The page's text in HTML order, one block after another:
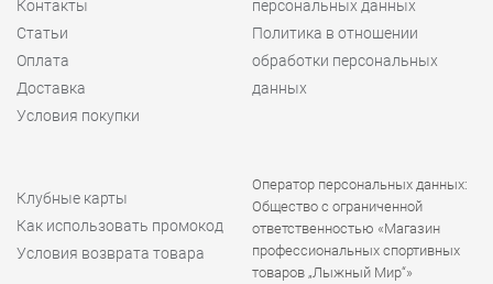
Контакты
Статьи
Оплата
Доставка
Условия покупки
персональных данных
Политика в отношении
обработки персональных
данных
Клубные карты
Как использовать промокод
Условия возврата товара
Оператор персональных данных:
Общество с ограниченной
ответственностью «Магазин
профессиональных спортивных
товаров „Лыжный Мир“»